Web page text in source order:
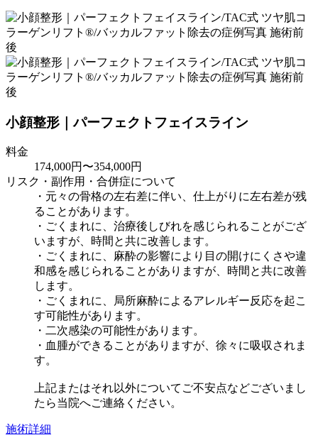
小顔整形｜パーフェクトフェイスライン
料金
174,000円〜354,000円
リスク・副作用・合併症について
・元々の骨格の左右差に伴い、仕上がりに左右差が残
ることがあります。
・ごくまれに、治療後しびれを感じられることがござ
いますが、時間と共に改善します。
・ごくまれに、麻酔の影響により目の開けにくさや違
和感を感じられることがありますが、時間と共に改善
します。
・ごくまれに、局所麻酔によるアレルギー反応を起こ
す可能性があります。
・二次感染の可能性があります。
・血腫ができることがありますが、徐々に吸収されま
す。
上記またはそれ以外についてご不安点などございまし
たら当院へご連絡ください。
施術詳細